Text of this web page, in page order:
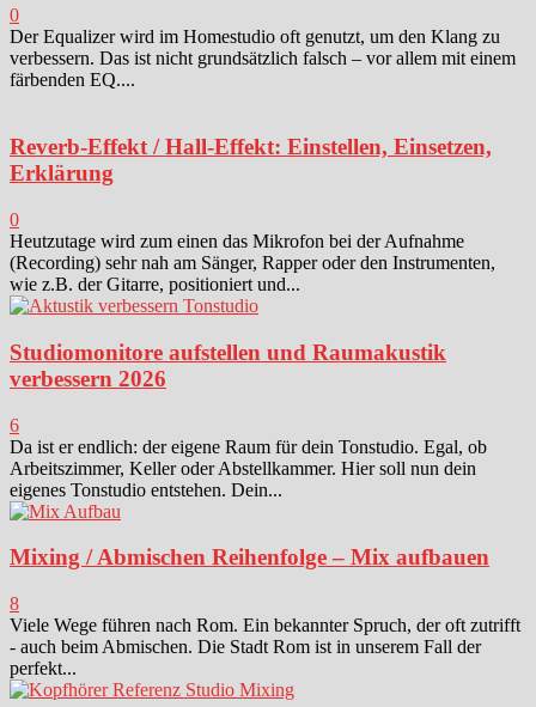
0
Der Equalizer wird im Homestudio oft genutzt, um den Klang zu
verbessern. Das ist nicht grundsätzlich falsch – vor allem mit einem
färbenden EQ....
Reverb-Effekt / Hall-Effekt: Einstellen, Einsetzen,
Erklärung
0
Heutzutage wird zum einen das Mikrofon bei der Aufnahme
(Recording) sehr nah am Sänger, Rapper oder den Instrumenten,
wie z.B. der Gitarre, positioniert und...
Studiomonitore aufstellen und Raumakustik
verbessern 2026
6
Da ist er endlich: der eigene Raum für dein Tonstudio. Egal, ob
Arbeitszimmer, Keller oder Abstellkammer. Hier soll nun dein
eigenes Tonstudio entstehen. Dein...
Mixing / Abmischen Reihenfolge – Mix aufbauen
8
Viele Wege führen nach Rom. Ein bekannter Spruch, der oft zutrifft
- auch beim Abmischen. Die Stadt Rom ist in unserem Fall der
perfekt...